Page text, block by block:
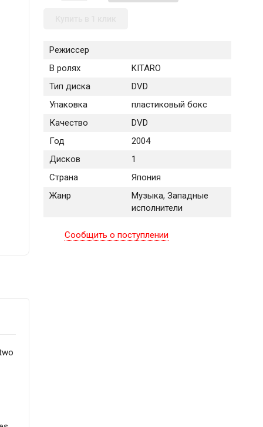
Режиссер
В ролях
KITARO
Тип диска
DVD
Упаковка
пластиковый бокс
Качество
DVD
Год
2004
Дисков
1
Страна
Япония
Жанр
Музыка, Западные
исполнители
Сообщить о поступлении